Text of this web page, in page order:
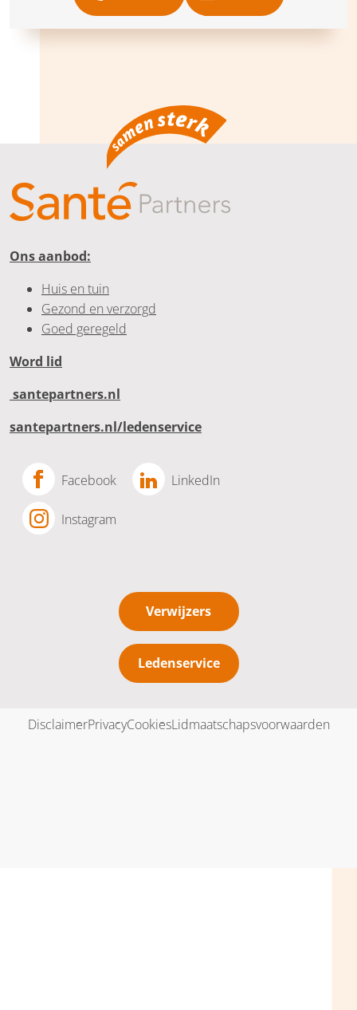
Ons aanbod:
Huis en tuin
Gezond en verzorgd
Goed geregeld
Word lid
santepartners.nl
santepartners.nl/ledenservice
Facebook LinkedIn
Instagram
Verwijzers
Ledenservice
DisclaimerPrivacyCookiesLidmaatschapsvoorwaarden